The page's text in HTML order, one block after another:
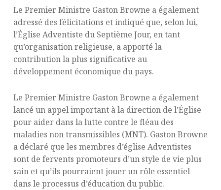
Le Premier Ministre Gaston Browne a également
adressé des félicitations et indiqué que, selon lui,
l’Église Adventiste du Septième Jour, en tant
qu’organisation religieuse, a apporté la
contribution la plus significative au
développement économique du pays.
Le Premier Ministre Gaston Browne a également
lancé un appel important à la direction de l’Église
pour aider dans la lutte contre le fléau des
maladies non transmissibles (MNT). Gaston Browne
a déclaré que les membres d’église Adventistes
sont de fervents promoteurs d’un style de vie plus
sain et qu’ils pourraient jouer un rôle essentiel
dans le processus d’éducation du public.